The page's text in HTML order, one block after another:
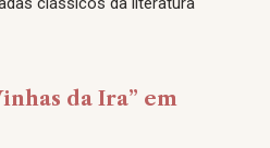
da Ira” em